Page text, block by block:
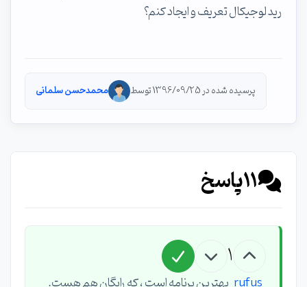
رید لوجیکال تعریف و ایجاد کنم؟
پرسیده شده در 1396/09/25 توسط محمدحسن سلمانی
11پاسخ
1
rufus بهترین برنامه است ، که رایگان هم هست.